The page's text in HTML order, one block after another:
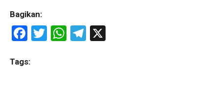
Bagikan:
F
ce
T
W
T
Tags: